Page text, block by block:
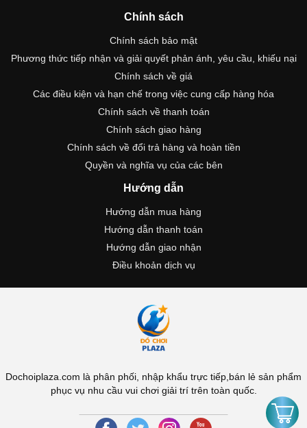
Chính sách
Chính sách bảo mật
Phương thức tiếp nhận và giải quyết phản ánh, yêu cầu, khiếu nại
Chính sách về giá
Các điều kiện và hạn chế trong việc cung cấp hàng hóa
Chính sách về thanh toán
Chính sách giao hàng
Chính sách về đổi trả hàng và hoàn tiền
Quyền và nghĩa vụ của các bên
Hướng dẫn
Hướng dẫn mua hàng
Hướng dẫn thanh toán
Hướng dẫn giao nhận
Điều khoản dịch vụ
Dochoiplaza.com là phân phối, nhập khẩu trực tiếp,bán lẻ sản phẩm
phục vụ nhu cầu vui chơi giải trí trên toàn quốc.